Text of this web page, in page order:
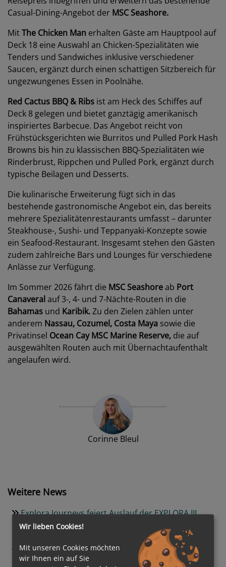
Casual-Dining-Angebot der MSC Seashore.
MitThe Chicken Man erhalten Gäste am Hauptpool auf
Deck 18 eine Auswahl an Chicken-Spezialitäten wie
Tenders und Sandwiches inklusive verschiedener
Saucen, ergänzt durch einen schattigen Sitzbereich für
ungezwungenes Essen in Poolnähe.
Red Cactus BBQ & Ribs ist am Heck des Schiffes auf
Deck 8 gelegen und bietet ganztägig amerikanisch
inspiriertes Barbecue. Das Angebot reicht von
Frühstücksgerichten wie Burritos und Pulled Pork Hash
Browns bis hin zu klassischen BBQ-Spezialitäten wie
Rinderbrust, Rippchen und Pulled Pork, ergänzt durch
typische Beilagen und Desserts.
Die kulinarische Erweiterung fügt sich in das
bestehende gastronomische Angebot ein, das bereits
mehrere Spezialitätenrestaurants umfasst – darunter
Steakhouse-, Sushi- und Teppanyaki-Konzepte sowie
ein Seafood-Restaurant. Insgesamt stehen den Gästen
zudem zahlreiche Bars und Lounges für verschiedene
Anlässe zur Verfügung.
Im Sommer 2026 fährt die MSC Seashoreab Port
Canaveral auf 3-, 4- und 7-Nächte-Routen in die
Bahamas und Karibik.Zu den Zielen zählen unter
anderem Nassau, Cozumel, Costa Maya sowie die
Privatinsel Ocean Cay MSC Marine Reserve, die auf
ausgewählten Routen auch mit Übernachtaufenthalt
angelaufen wird.
Corinne Bleul
Weitere News
Explora Journeys feiert Auslauf der EXPLORA III
Neuer Traumstrand in der Karibik: Catalina Sugar
Beach wird zum exklusiven Premium-Ziel
Wir lieben Cookies!
Mit unseren Cookies möchten
wir Ihnen ein auf Sie